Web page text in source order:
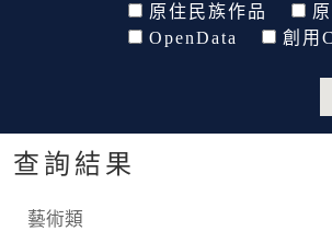
原住民族作品
OpenData
創用
查詢結果
藝術類